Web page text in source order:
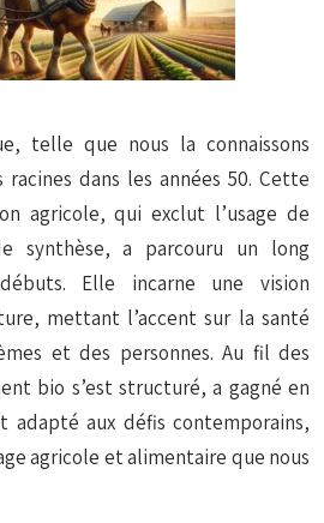
telle que nous la connaissons
racines dans les années 50. Cette
agricole, qui exclut l’usage de
synthèse, a parcouru un long
Elle incarne une vision
mettant l’accent sur la santé
et des personnes. Au fil des
bio s’est structuré, a gagné en
adapté aux défis contemporains,
agricole et alimentaire que nous